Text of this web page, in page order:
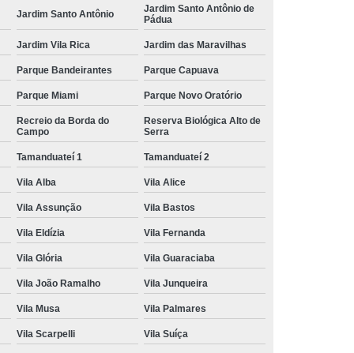
Jardim Santo Antônio
Jardim Santo Antônio de
Pádua
Jardim Vila Rica Jardim das Maravilhas
Parque Bandeirantes Parque Capuava
Parque Miami Parque Novo Oratório
Recreio da Borda do
Campo
Reserva Biológica Alto de
Serra
Tamanduateí 1 Tamanduateí 2
Vila Alba Vila Alice
Vila Assunção Vila Bastos
Vila Eldízia Vila Fernanda
Vila Glória Vila Guaraciaba
Vila João Ramalho Vila Junqueira
Vila Musa Vila Palmares
Vila Scarpelli Vila Suíça